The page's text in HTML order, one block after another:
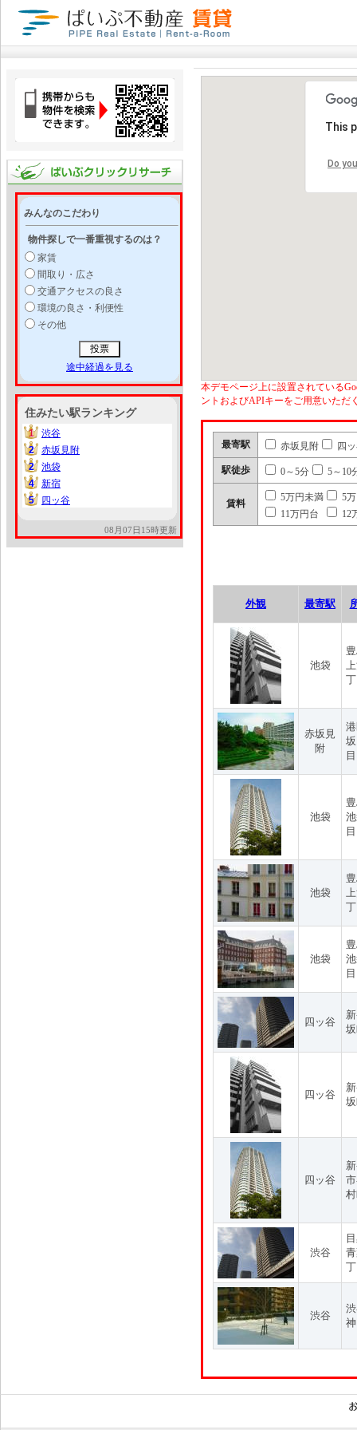
みんなのこだわり
物件探しで一番重視するのは？
家賃
間取り・広さ
交通アクセスの良さ
環境の良さ・利便性
その他
途中経過を見る
住みたい駅ランキング
1
1
渋谷
2
2
赤坂見附
2
2
池袋
4
4
新宿
5
5 四ッ谷
08月07日15時更新
This
Do
本デモページ上に設置されている
ントおよびAPIキーをご用意いただ
最寄駅 赤坂見附 四
駅徒歩 0～5分 5～10
賃料
5万円未満
5
11万円台
12
外観 最寄駅
池袋
赤坂見
附
目
池袋
目
池袋
池袋
四ッ谷
四ッ谷
四ッ谷
渋谷
渋谷